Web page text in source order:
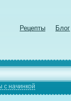
Рецепты Блог
с начинкой